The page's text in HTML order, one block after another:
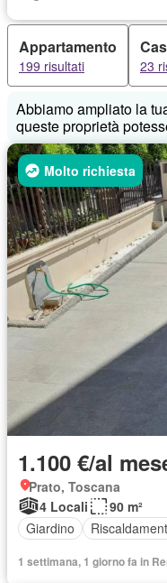
Appartamento
199 risultati 23
Abbiamo ampliato la
queste proprietà
Molto richiesta
1.100 €/al
Prato, Toscana
4 Locali
90 m²
Giardino
1 settimana, 1 giorno fa in